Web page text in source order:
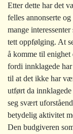
Etter dette har det
felles annonserte
mange
tett oppfølging. At
å komme til
fordi innklagede
til at det ikke har
utført da
seg svært
betydelig aktivitet
Den budgiveren